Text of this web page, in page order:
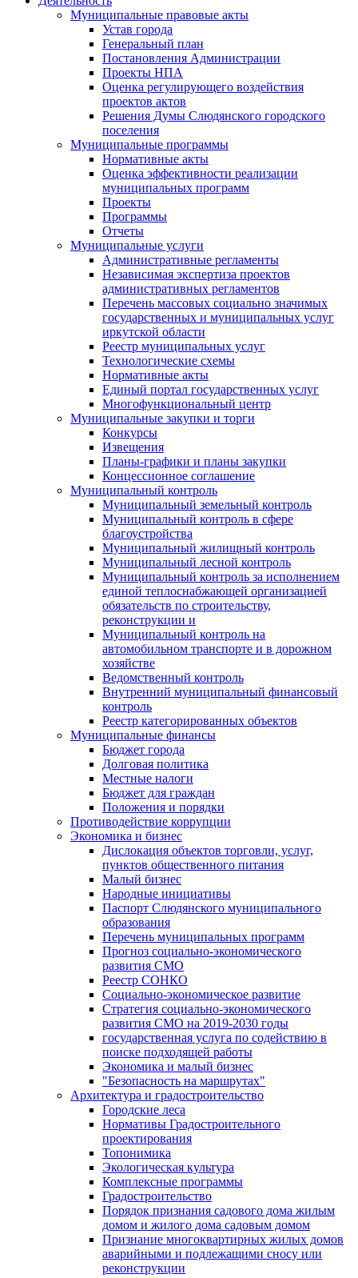
Муниципальные правовые акты
Устав города
Генеральный план
Постановления Администрации
Проекты НПА
Оценка регулирующего воздействия
проектов актов
Решения Думы Слюдянского городского
поселения
Муниципальные программы
Нормативные акты
Оценка эффективности реализации
муниципальных программ
Проекты
Программы
Отчеты
Муниципальные услуги
Административные регламенты
Независимая экспертиза проектов
административных регламентов
Перечень массовых социально значимых
государственных и муниципальных услуг
иркутской области
Реестр муниципальных услуг
Технологические схемы
Нормативные акты
Единый портал государственных услуг
Многофункциональный центр
Муниципальные закупки и торги
Конкурсы
Извещения
Планы-графики и планы закупки
Концессионное соглашение
Муниципальный контроль
Муниципальный земельный контроль
Муниципальный контроль в сфере
благоустройства
Муниципальный жилищный контроль
Муниципальный лесной контроль
Муниципальный контроль за исполнением
единой теплоснабжающей организацией
обязательств по строительству,
реконструкции и
Муниципальный контроль на
автомобильном транспорте и в дорожном
хозяйстве
Ведомственный контроль
Внутренний муниципальный финансовый
контроль
Реестр категорированных объектов
Муниципальные финансы
Бюджет города
Долговая политика
Местные налоги
Бюджет для граждан
Положения и порядки
Противодействие коррупции
Экономика и бизнес
Дислокация объектов торговли, услуг,
пунктов общественного питания
Малый бизнес
Народные инициативы
Паспорт Слюдянского муниципального
образования
Перечень муниципальных программ
Прогноз социально-экономического
развития СМО
Реестр СОНКО
Социально-экономическое развитие
Стратегия социально-экономического
развития СМО на 2019-2030 годы
государственная услуга по содействию в
поиске подходящей работы
Экономика и малый бизнес
"Безопасность на маршрутах"
Архитектура и градостроительство
Городские леса
Нормативы Градостроительного
проектирования
Топонимика
Экологическая культура
Комплексные программы
Градостроительство
Порядок признания садового дома жилым
домом и жилого дома садовым домом
Признание многоквартирных жилых домов
аварийными и подлежащими сносу или
реконструкции